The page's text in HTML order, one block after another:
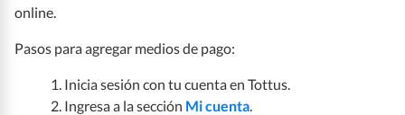
online.
Pasos para agregar medios de pago:
1. Inicia sesión con tu cuenta en Tottus.
2. Ingresa a la sección Mi cuenta.